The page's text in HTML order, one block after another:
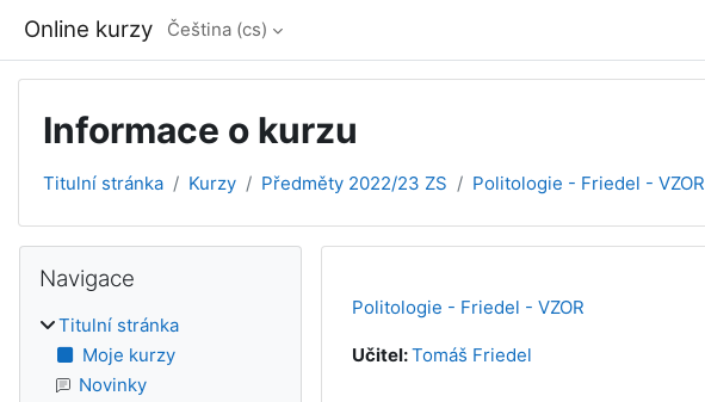
Online kurzy Čeština ‎(cs)‎
Informace o kurzu
Titulní stránka Kurzy Předměty 2022/23 ZS Politologie - Friedel - VZOR
Politologie - Friedel - VZOR
Učitel:Tomáš Friedel
Bloky
Navigace
Titulní stránka
Moje kurzy
Novinky